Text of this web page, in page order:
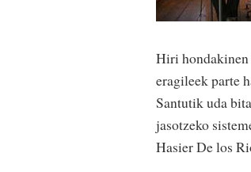
Hiri hondakinen
eragileek parte
Santutik uda
jasotzeko
Hasier De los